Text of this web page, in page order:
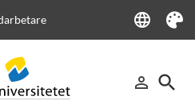
language
Language
Tema
person_outline
Logga in
search
Sök